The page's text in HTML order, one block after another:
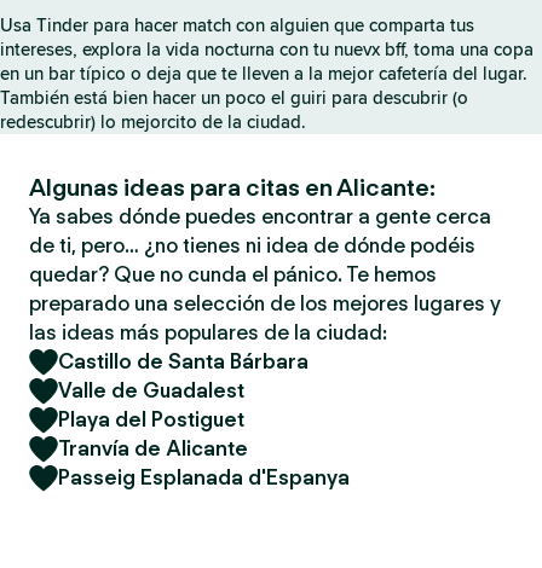
Usa Tinder para hacer match con alguien que comparta tus
intereses, explora la vida nocturna con tu nuevx bff, toma una copa
en un bar típico o deja que te lleven a la mejor cafetería del lugar.
También está bien hacer un poco el guiri para descubrir (o
redescubrir) lo mejorcito de la ciudad.
Algunas ideas para citas en Alicante:
Ya sabes dónde puedes encontrar a gente cerca
de ti, pero… ¿no tienes ni idea de dónde podéis
quedar? Que no cunda el pánico. Te hemos
preparado una selección de los mejores lugares y
las ideas más populares de la ciudad:
Castillo de Santa Bárbara
Valle de Guadalest
Playa del Postiguet
Tranvía de Alicante
Passeig Esplanada d'Espanya